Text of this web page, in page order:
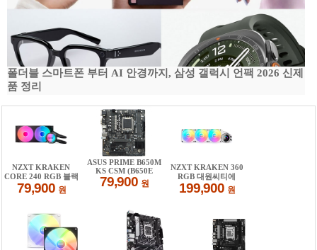
폴더블 스마트폰 부터 AI 안경까지, 삼성 갤럭시 언팩 2026 신제
품 정리